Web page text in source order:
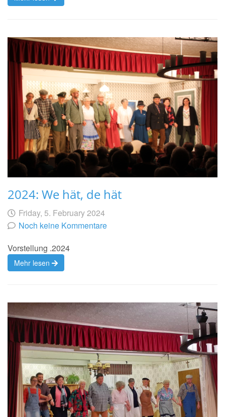
2024: We hät, de hät
Geschrieben
von
am Friday, 5. February 2024
Noch keine Kommentare
Vorstellung .2024
Mehr lesen